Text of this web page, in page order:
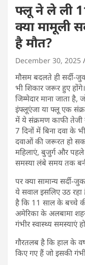
फ्लू ने ले ली
क्या मामूली
है मौत?
December 30, 2025
मौसम बदलते ही
भी शिकार जरूर हुए
जिम्मेदार माना जाता
इंफ्लूएंजा या फ्लू एक
में ये संक्रमण काफी तेजी
7 दिनों में बिना दवा के
दवाओं की जरूरत हो
महिलाएं, बुजुर्ग और पहले
समस्या लंबे समय तक
पर क्या सामान्य सर्दी-
ये सवाल इसलिए उठ रहा
है कि 11 साल के बच्चे
अमेरिका के अलबामा
गंभीर स्वास्थ्य समस्याएं
गौरतलब है कि हाल के
किए गए हैं जो इसकी